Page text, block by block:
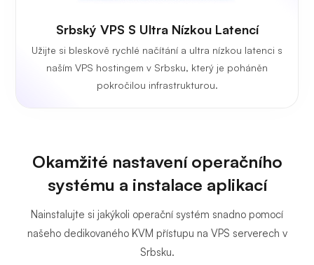
Srbský VPS S Ultra Nízkou Latencí
Užijte si bleskově rychlé načítání a ultra nízkou latenci s
naším VPS hostingem v Srbsku, který je poháněn
pokročilou infrastrukturou.
Okamžité nastavení operačního
systému a instalace aplikací
Nainstalujte si jakýkoli operační systém snadno pomocí
našeho dedikovaného KVM přístupu na VPS serverech v
Srbsku.